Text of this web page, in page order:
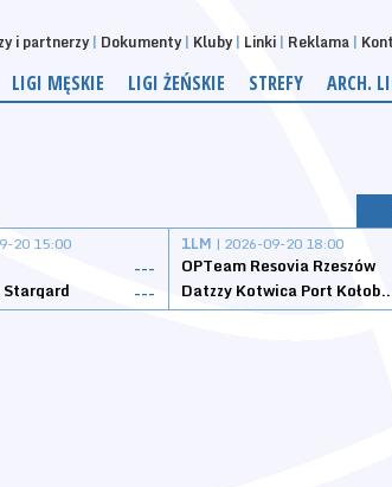
i partnerzy Dokumenty Kluby Linki Reklama
LIGI MĘSKIE LIGI ŻEŃSKIE STREFY ARCH.
20 15:00
---
Stargard
---
1LM | 2026-09-20 18:00
OPTeam Resovia Rzeszów
Datzzy